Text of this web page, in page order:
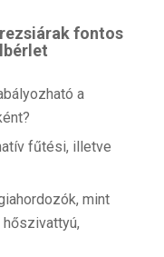
fontos
a
fűtési, illetve
mint
hőszivattyú,